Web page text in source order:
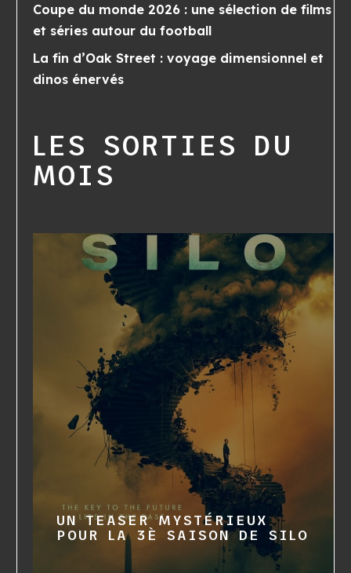
Coupe du monde 2026 : une sélection de films
et séries autour du football
La fin d’Oak Street : voyage dimensionnel et
dinos énervés
LES SORTIES DU
MOIS
UN TEASER MYSTÉRIEUX
POUR LA 3È SAISON DE SILO